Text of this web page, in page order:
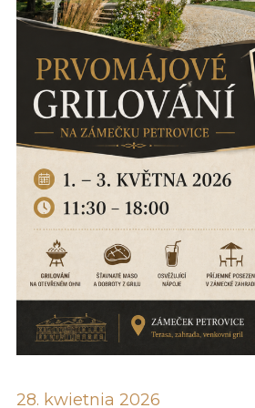
28. kwietnia 2026